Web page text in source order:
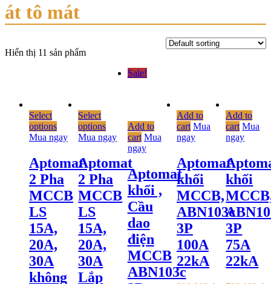
át tô mát
Hiển thị 11 sản phẩm
Select
options
Mua ngay
Aptomat
2 Pha
MCCB
LS
15A,
20A,
30A
không
Select
options
Mua ngay
Aptomat
2 Pha
MCCB
LS
15A,
20A,
30A
Lắp
Sale!
Add to
cart Mua
ngay
Aptomat
khối ,
Cầu
dao
điện
MCCB
ABN103c
Add to
cart Mua
ngay
Aptomat
khối
MCCB,
ABN103c
3P
100A
22kA
Add to
cart Mua
ngay
khối
3P
75A
22kA